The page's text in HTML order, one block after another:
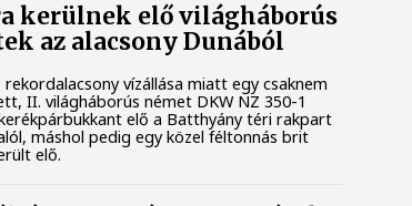
kerülnek elő világháborús
az alacsony Dunából
rekordalacsony vízállása miatt egy csaknem
II. világháborús német DKW NZ 350-1
elő a Batthyány téri rakpart
máshol pedig egy közel féltonnás brit
elő.